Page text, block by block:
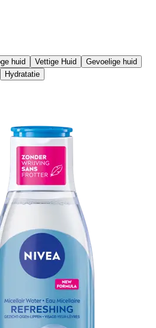
huid Vettige Huid
Gevoelige huid
Hydratatie